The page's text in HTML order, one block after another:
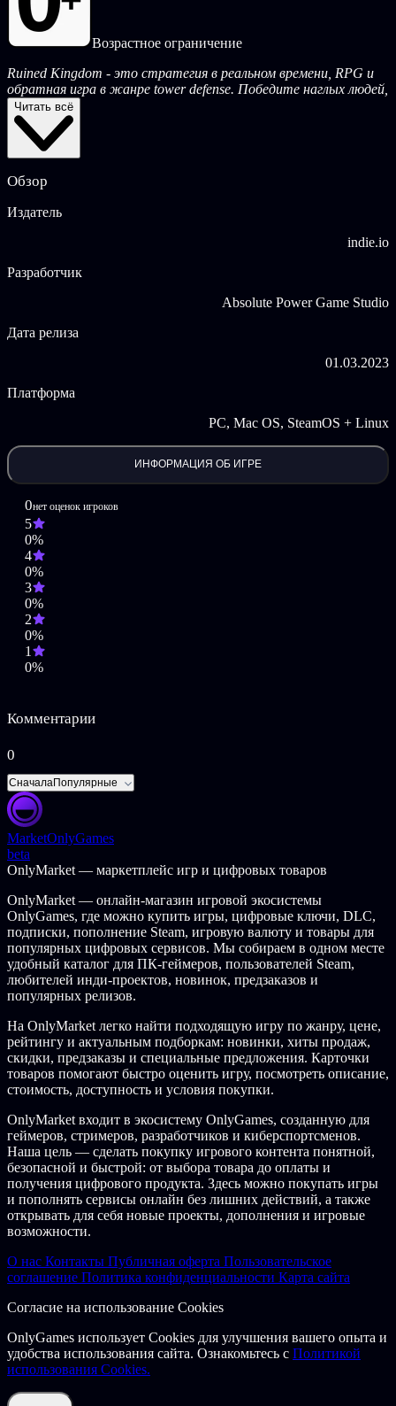
Возрастное ограничение
Ruined Kingdom - это стратегия в реальном времени, RPG и
обратная игра в жанре tower defense. Победите наглых людей,
контролируйте поле боя, разгромите соперничающие племена!
Возьмите под контроль армию орков, сражающихся за
завоевание! Побеждайте и получайте опыт, чтобы
разблокировать новые улучшения и уникальные способности.
слабые стороны каждого персонажа и применяете лучшую
this Software. The Software is licensed, not sold.
Читать всё
Обзор
Издатель
indie.io
Разработчик
Absolute Power Game Studio
Дата релиза
01.03.2023
Платформа
PC, Mac OS, SteamOS + Linux
ИНФОРМАЦИЯ ОБ ИГРЕ
0нет оценок игроков
5
0%
4
0%
3
0%
2
0%
1
0%
Комментарии
0
СначалаПопулярные
MarketOnlyGames
beta
OnlyMarket — маркетплейс игр и цифровых товаров
OnlyMarket — онлайн-магазин игровой экосистемы
OnlyGames, где можно купить игры, цифровые ключи, DLC,
подписки, пополнение Steam, игровую валюту и товары для
популярных цифровых сервисов. Мы собираем в одном месте
удобный каталог для ПК-геймеров, пользователей Steam,
любителей инди-проектов, новинок, предзаказов и
популярных релизов.
На OnlyMarket легко найти подходящую игру по жанру, цене,
рейтингу и актуальным подборкам: новинки, хиты продаж,
скидки, предзаказы и специальные предложения. Карточки
товаров помогают быстро оценить игру, посмотреть описание,
стоимость, доступность и условия покупки.
OnlyMarket входит в экосистему OnlyGames, созданную для
геймеров, стримеров, разработчиков и киберспортсменов.
Наша цель — сделать покупку игрового контента понятной,
безопасной и быстрой: от выбора товара до оплаты и
получения цифрового продукта. Здесь можно покупать игры
и пополнять сервисы онлайн без лишних действий, а также
открывать для себя новые проекты, дополнения и игровые
возможности.
О нас Контакты Публичная оферта Пользовательское
соглашение Политика конфиденциальности Карта сайта
Согласие на использование Cookies
OnlyGames использует Cookies для улучшения вашего опыта и
удобства использования сайта. Ознакомьтесь с Политикой
использования Cookies.